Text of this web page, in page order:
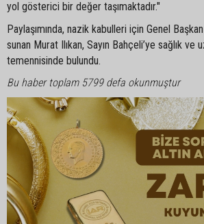
yol gösterici bir değer taşımaktadır."
Paylaşımında, nazik kabulleri için Genel Başkan
sunan Murat Ilıkan, Sayın Bahçeli’ye sağlık ve
temennisinde bulundu.
Bu haber toplam 5799 defa okunmuştur